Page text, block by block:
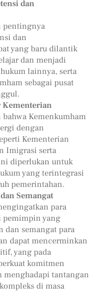
dan
pentingnya
dan
yang baru dilantik
dan menjadi
lainnya, serta
sebagai pusat
Kementerian
Kemenkumham
dengan
Kementerian
Imigrasi serta
diperlukan untuk
yang terintegrasi
pemerintahan.
Semangat
para
pemimpin yang
dan semangat para
dapat mencerminkan
yang pada
komitmen
menghadapi tantangan
di masa